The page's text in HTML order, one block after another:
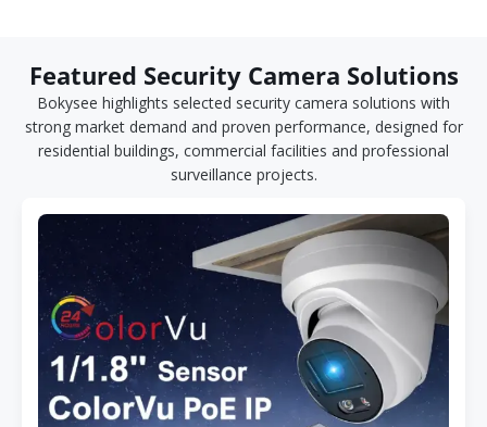
Featured Security Camera Solutions
Bokysee highlights selected security camera solutions with
strong market demand and proven performance, designed for
residential buildings, commercial facilities and professional
surveillance projects.